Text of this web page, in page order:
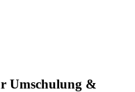
Umschulung &